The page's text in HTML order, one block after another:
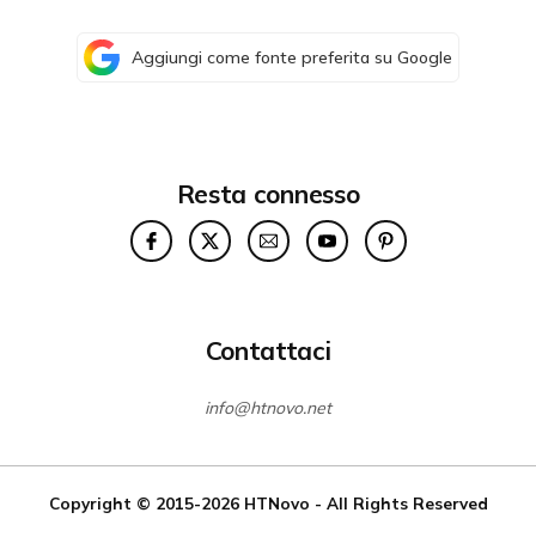
Aggiungi come fonte preferita su Google
Resta connesso
Contattaci
info@htnovo.net
Copyright © 2015-2026 HTNovo - All Rights Reserved